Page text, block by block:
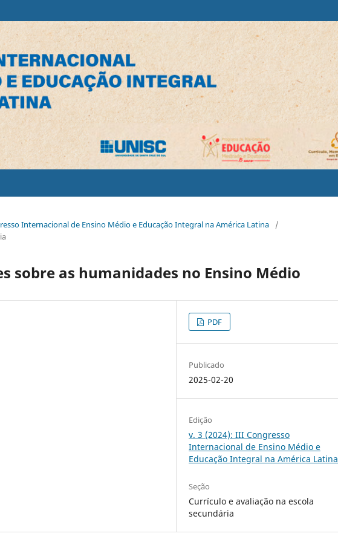
Internacional de Ensino Médio e Educação Integral na América Latina
/
sobre as humanidades no Ensino Médio
PDF
Publicado
2025-02-20
Edição
v. 3 (2024): III Congresso
Internacional de Ensino Médio e
Educação Integral na América Latina
Seção
Currículo e avaliação na escola
secundária